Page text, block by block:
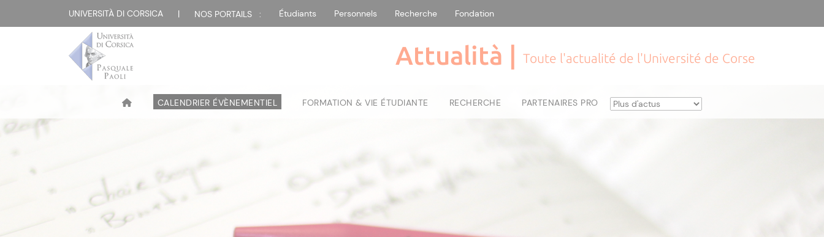
UNIVERSITÀ DI CORSICA | NOS PORTAILS : Étudiants Personnels Recherche Fondation
Attualità | Toute l'actualité de l'Université de Corse
CALENDRIER ÉVÈNEMENTIEL FORMATION & VIE ÉTUDIANTE RECHERCHE PARTENAIRES PRO